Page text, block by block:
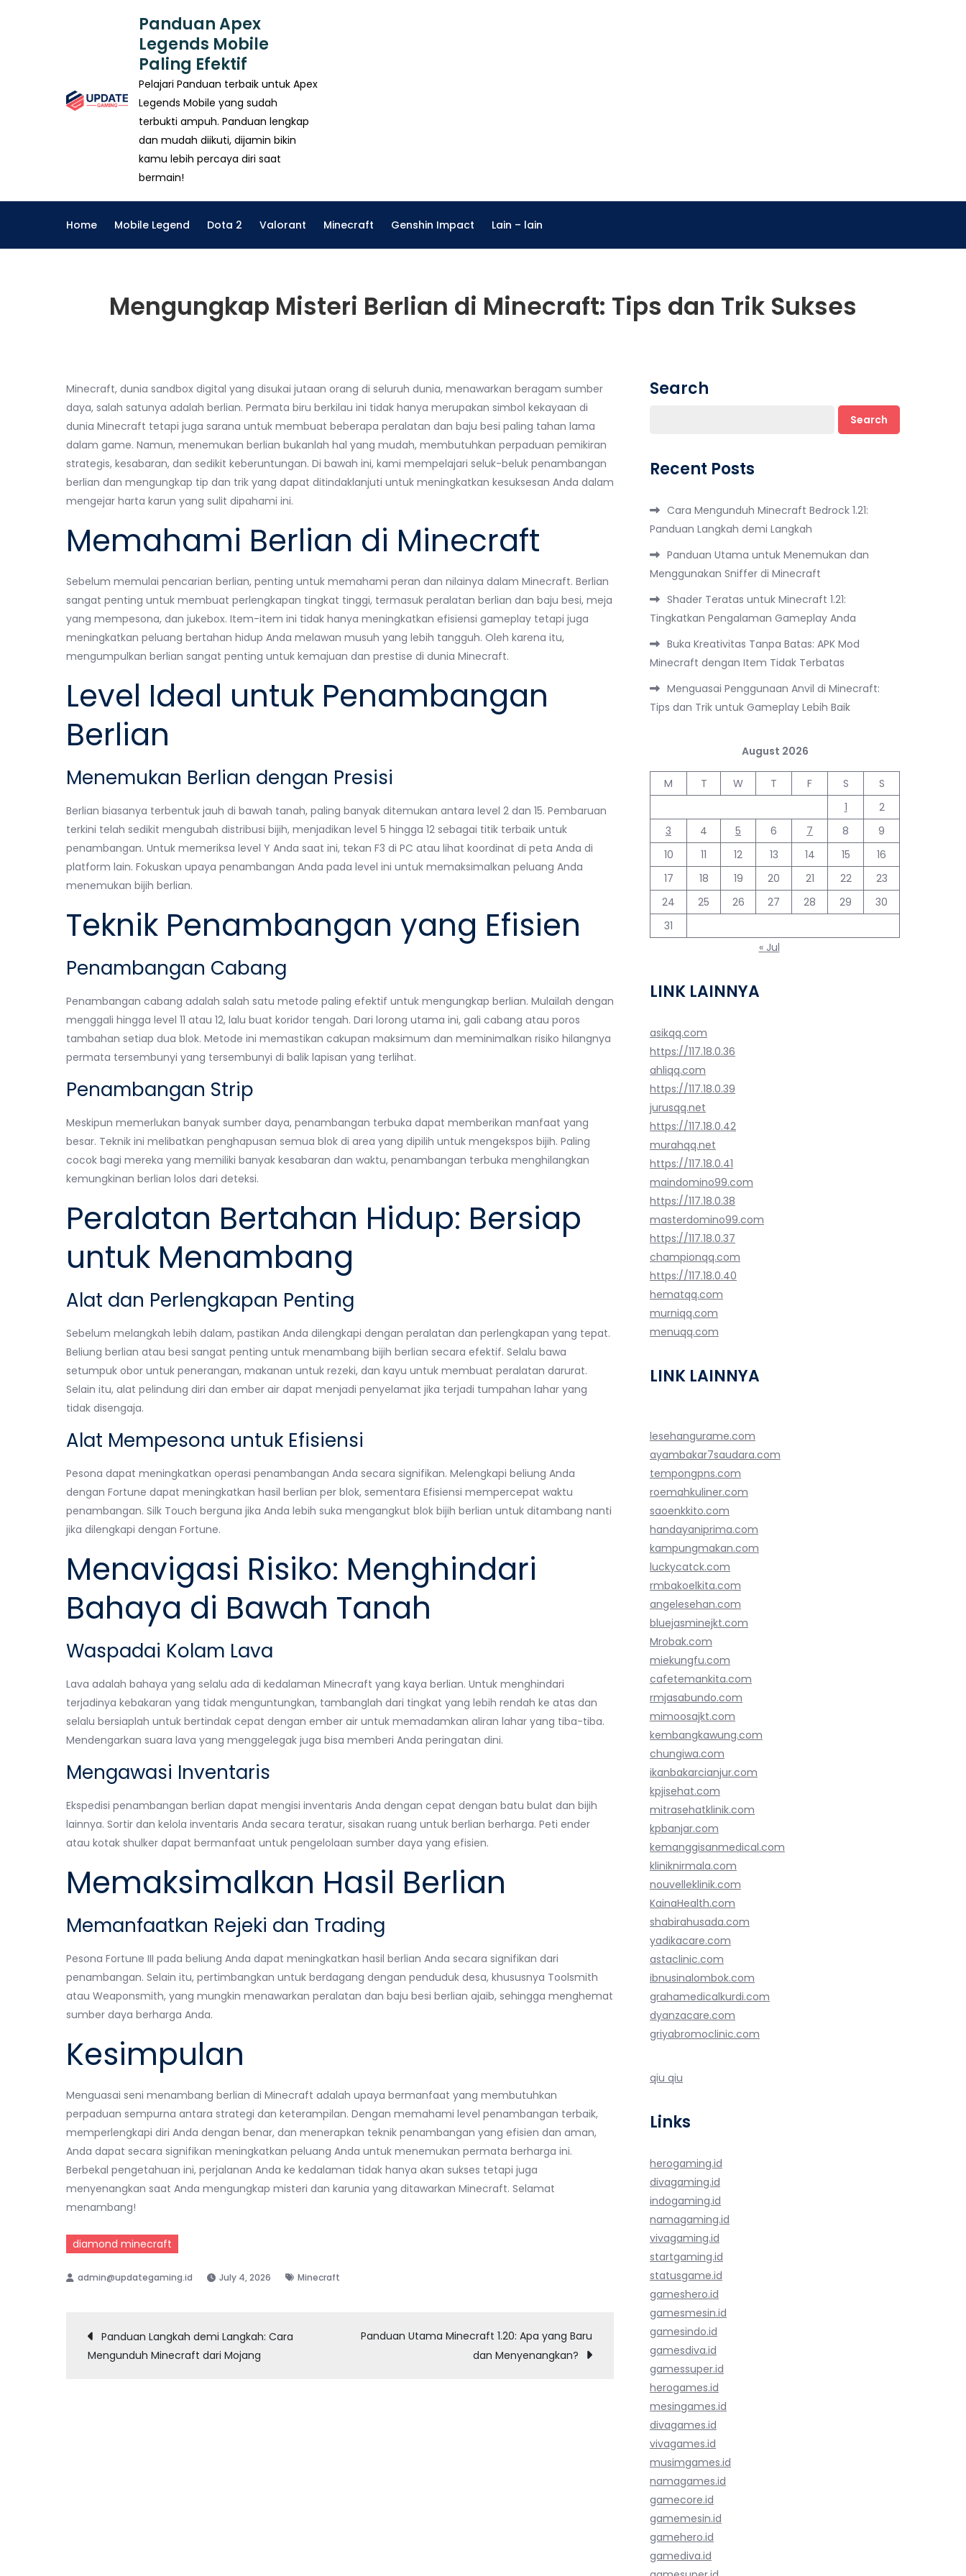
Panduan Apex
Legends Mobile
Paling Efektif
Pelajari Panduan terbaik untuk Apex
Legends Mobile yang sudah
terbukti ampuh. Panduan lengkap
dan mudah diikuti, dijamin bikin
kamu lebih percaya diri saat
bermain!
Home Mobile Legend Dota 2 Valorant Minecraft Genshin Impact Lain – lain
Mengungkap Misteri Berlian di Minecraft: Tips dan Trik Sukses
Minecraft, dunia sandbox digital yang disukai jutaan orang di seluruh dunia, menawarkan beragam sumber
daya, salah satunya adalah berlian. Permata biru berkilau ini tidak hanya merupakan simbol kekayaan di
dunia Minecraft tetapi juga sarana untuk membuat beberapa peralatan dan baju besi paling tahan lama
dalam game. Namun, menemukan berlian bukanlah hal yang mudah, membutuhkan perpaduan pemikiran
strategis, kesabaran, dan sedikit keberuntungan. Di bawah ini, kami mempelajari seluk-beluk penambangan
berlian dan mengungkap tip dan trik yang dapat ditindaklanjuti untuk meningkatkan kesuksesan Anda dalam
mengejar harta karun yang sulit dipahami ini.
Memahami Berlian di Minecraft
Sebelum memulai pencarian berlian, penting untuk memahami peran dan nilainya dalam Minecraft. Berlian
sangat penting untuk membuat perlengkapan tingkat tinggi, termasuk peralatan berlian dan baju besi, meja
yang mempesona, dan jukebox. Item-item ini tidak hanya meningkatkan efisiensi gameplay tetapi juga
meningkatkan peluang bertahan hidup Anda melawan musuh yang lebih tangguh. Oleh karena itu,
mengumpulkan berlian sangat penting untuk kemajuan dan prestise di dunia Minecraft.
Level Ideal untuk Penambangan
Berlian
Menemukan Berlian dengan Presisi
Berlian biasanya terbentuk jauh di bawah tanah, paling banyak ditemukan antara level 2 dan 15. Pembaruan
terkini telah sedikit mengubah distribusi bijih, menjadikan level 5 hingga 12 sebagai titik terbaik untuk
penambangan. Untuk memeriksa level Y Anda saat ini, tekan F3 di PC atau lihat koordinat di peta Anda di
platform lain. Fokuskan upaya penambangan Anda pada level ini untuk memaksimalkan peluang Anda
menemukan bijih berlian.
Teknik Penambangan yang Efisien
Penambangan Cabang
Penambangan cabang adalah salah satu metode paling efektif untuk mengungkap berlian. Mulailah dengan
menggali hingga level 11 atau 12, lalu buat koridor tengah. Dari lorong utama ini, gali cabang atau poros
tambahan setiap dua blok. Metode ini memastikan cakupan maksimum dan meminimalkan risiko hilangnya
permata tersembunyi yang tersembunyi di balik lapisan yang terlihat.
Penambangan Strip
Meskipun memerlukan banyak sumber daya, penambangan terbuka dapat memberikan manfaat yang
besar. Teknik ini melibatkan penghapusan semua blok di area yang dipilih untuk mengekspos bijih. Paling
cocok bagi mereka yang memiliki banyak kesabaran dan waktu, penambangan terbuka menghilangkan
kemungkinan berlian lolos dari deteksi.
Peralatan Bertahan Hidup: Bersiap
untuk Menambang
Alat dan Perlengkapan Penting
Sebelum melangkah lebih dalam, pastikan Anda dilengkapi dengan peralatan dan perlengkapan yang tepat.
Beliung berlian atau besi sangat penting untuk menambang bijih berlian secara efektif. Selalu bawa
setumpuk obor untuk penerangan, makanan untuk rezeki, dan kayu untuk membuat peralatan darurat.
Selain itu, alat pelindung diri dan ember air dapat menjadi penyelamat jika terjadi tumpahan lahar yang
tidak disengaja.
Alat Mempesona untuk Efisiensi
Pesona dapat meningkatkan operasi penambangan Anda secara signifikan. Melengkapi beliung Anda
dengan Fortune dapat meningkatkan hasil berlian per blok, sementara Efisiensi mempercepat waktu
penambangan. Silk Touch berguna jika Anda lebih suka mengangkut blok bijih berlian untuk ditambang nanti
jika dilengkapi dengan Fortune.
Menavigasi Risiko: Menghindari
Bahaya di Bawah Tanah
Waspadai Kolam Lava
Lava adalah bahaya yang selalu ada di kedalaman Minecraft yang kaya berlian. Untuk menghindari
terjadinya kebakaran yang tidak menguntungkan, tambanglah dari tingkat yang lebih rendah ke atas dan
selalu bersiaplah untuk bertindak cepat dengan ember air untuk memadamkan aliran lahar yang tiba-tiba.
Mendengarkan suara lava yang menggelegak juga bisa memberi Anda peringatan dini.
Mengawasi Inventaris
Ekspedisi penambangan berlian dapat mengisi inventaris Anda dengan cepat dengan batu bulat dan bijih
lainnya. Sortir dan kelola inventaris Anda secara teratur, sisakan ruang untuk berlian berharga. Peti ender
atau kotak shulker dapat bermanfaat untuk pengelolaan sumber daya yang efisien.
Memaksimalkan Hasil Berlian
Memanfaatkan Rejeki dan Trading
Pesona Fortune III pada beliung Anda dapat meningkatkan hasil berlian Anda secara signifikan dari
penambangan. Selain itu, pertimbangkan untuk berdagang dengan penduduk desa, khususnya Toolsmith
atau Weaponsmith, yang mungkin menawarkan peralatan dan baju besi berlian ajaib, sehingga menghemat
sumber daya berharga Anda.
Kesimpulan
Menguasai seni menambang berlian di Minecraft adalah upaya bermanfaat yang membutuhkan
perpaduan sempurna antara strategi dan keterampilan. Dengan memahami level penambangan terbaik,
memperlengkapi diri Anda dengan benar, dan menerapkan teknik penambangan yang efisien dan aman,
Anda dapat secara signifikan meningkatkan peluang Anda untuk menemukan permata berharga ini.
Berbekal pengetahuan ini, perjalanan Anda ke kedalaman tidak hanya akan sukses tetapi juga
menyenangkan saat Anda mengungkap misteri dan karunia yang ditawarkan Minecraft. Selamat
menambang!
diamond minecraft
July 4, 2026 Minecraft
Post
Panduan Langkah demi Langkah: Cara
Mengunduh Minecraft dari Mojang
Panduan Utama Minecraft 1.20: Apa yang Baru
dan Menyenangkan?
Search
Search
Recent Posts
Cara Mengunduh Minecraft Bedrock 1.21:
Panduan Langkah demi Langkah
Panduan Utama untuk Menemukan dan
Menggunakan Sniffer di Minecraft
Shader Teratas untuk Minecraft 1.21:
Tingkatkan Pengalaman Gameplay Anda
Buka Kreativitas Tanpa Batas: APK Mod
Minecraft dengan Item Tidak Terbatas
Menguasai Penggunaan Anvil di Minecraft:
Tips dan Trik untuk Gameplay Lebih Baik
August 2026
M T W T F S
S
1
2
3
4 5 6 7 8
9
10
11 12 13 14 15
16
17
18 19 20 21 22
23
24
25 26 27 28 29
30
31
« Jul
LINK LAINNYA
asikqq.com
https://117.18.0.36
ahliqq.com
https://117.18.0.39
jurusqq.net
https://117.18.0.42
murahqq.net
https://117.18.0.41
maindomino99.com
https://117.18.0.38
masterdomino99.com
https://117.18.0.37
championqq.com
https://117.18.0.40
hematqq.com
murniqq.com
menuqq.com
LINK LAINNYA
lesehangurame.com
ayambakar7saudara.com
tempongpns.com
roemahkuliner.com
saoenkkito.com
handayaniprima.com
kampungmakan.com
luckycatck.com
rmbakoelkita.com
angelesehan.com
bluejasminejkt.com
Mrobak.com
miekungfu.com
cafetemankita.com
rmjasabundo.com
mimoosajkt.com
kembangkawung.com
chungiwa.com
ikanbakarcianjur.com
kpjisehat.com
mitrasehatklinik.com
kpbanjar.com
kemanggisanmedical.com
kliniknirmala.com
nouvelleklinik.com
KainaHealth.com
shabirahusada.com
yadikacare.com
astaclinic.com
ibnusinalombok.com
grahamedicalkurdi.com
dyanzacare.com
griyabromoclinic.com
qiu qiu
Links
herogaming.id
divagaming.id
indogaming.id
namagaming.id
vivagaming.id
startgaming.id
statusgame.id
gameshero.id
gamesmesin.id
gamesindo.id
gamesdiva.id
gamessuper.id
herogames.id
mesingames.id
divagames.id
vivagames.id
musimgames.id
namagames.id
gamecore.id
gamemesin.id
gamehero.id
gamediva.id